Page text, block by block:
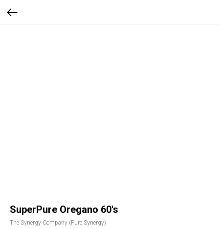
SuperPure Oregano 60's
The Synergy Company (Pure Synergy)